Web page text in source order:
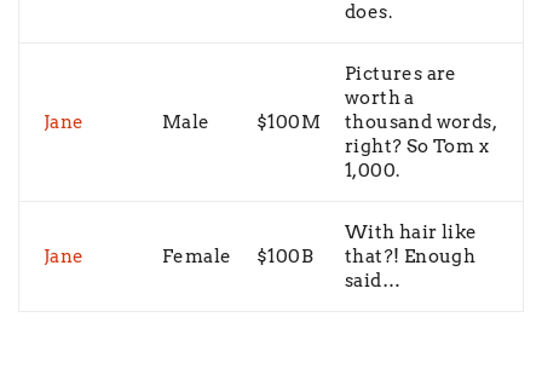
does.
Jane Male $100M
Pictures are
worth a
thousand words,
right? So Tom x
1,000.
Jane Female $100B
With hair like
that?! Enough
said…